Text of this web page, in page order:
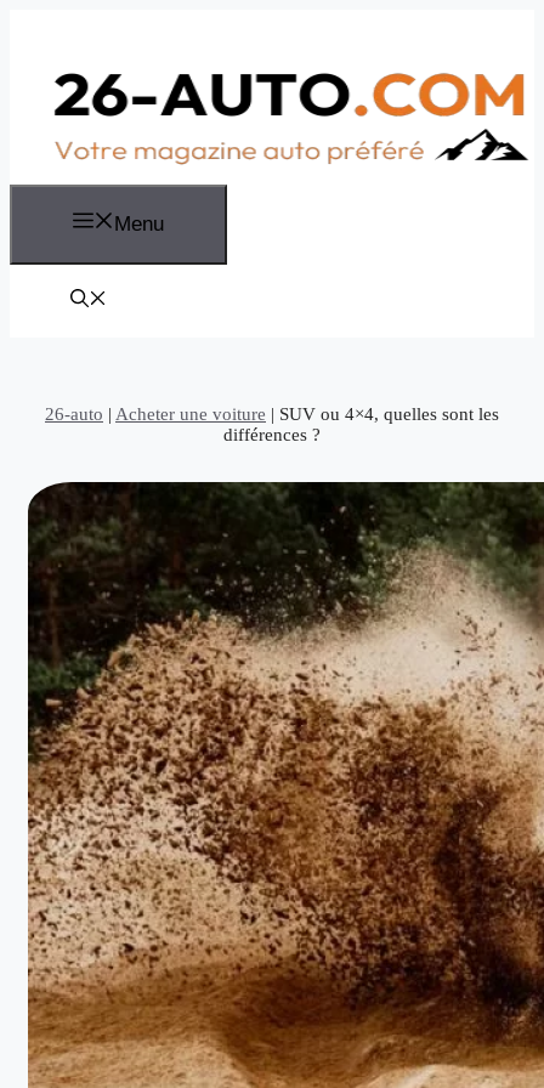
Menu
26-auto | Acheter une voiture | SUV ou 4×4, quelles sont les
différences ?